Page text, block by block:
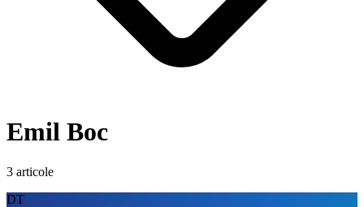
Emil Boc
3 articole
DT